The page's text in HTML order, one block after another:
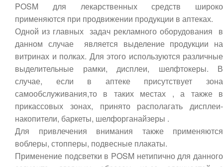
POSM для лекарственных средств широко
применяются при продвижении продукции в аптеках.
Одной из главных задач рекламного оборудования в
данном случае является выделение продукции на
витринах и полках. Для этого используются различные
выделительные рамки, дисплеи, шелфтокеры. В
случае, если в аптеке присутствует зона
самообслуживания,то в таких местах , а также в
прикассовых зонах, принято располагать дисплеи-
накопители, баркеты, шелфорганайзеры .
Для привлечения внимания также применяются
воблеры, стопперы, подвесные плакаты.
Применение подсветки в POSM нетипично для данного